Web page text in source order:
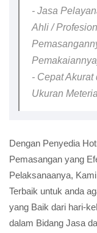
- Jasa
Ahli /
- Cepat
Ukuran
Dengan Penyedia
Pemasangan yang
Pelaksanaanya,
Terbaik untuk anda
yang Baik dari hari-
dalam Bidang Jasa